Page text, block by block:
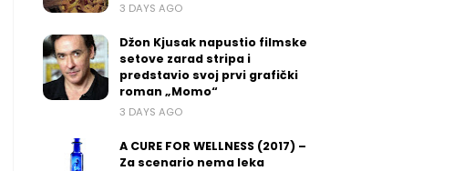
3 DAYS AGO
Džon Kjusak napustio filmske
setove zarad stripa i
predstavio svoj prvi grafički
roman „Momo“
3 DAYS AGO
A CURE FOR WELLNESS (2017) –
Za scenario nema leka